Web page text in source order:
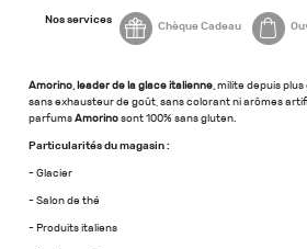
Nos services
Chèque Cadeau
Amorino, leader de la glace italienne,milite depuis plus
sans exhausteur de goût, sans colorant ni arômes
parfumsAmorino sont 100% sans gluten.
Particularités du magasin :
- Glacier
- Salon de thé
- Produits italiens